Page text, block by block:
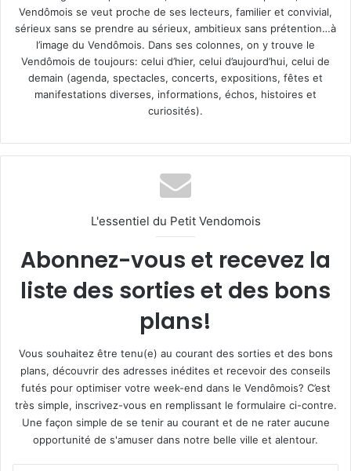
Vendômois se veut proche de ses lecteurs, familier et convivial,
sérieux sans se prendre au sérieux, ambitieux sans prétention…à
l’image du Vendômois. Dans ses colonnes, on y trouve le
Vendômois de toujours: celui d’hier, celui d’aujourd’hui, celui de
demain (agenda, spectacles, concerts, expositions, fêtes et
manifestations diverses, informations, échos, histoires et
curiosités).
L'essentiel du Petit Vendomois
Abonnez-vous et recevez la
liste des sorties et des bons
plans!
Vous souhaitez être tenu(e) au courant des sorties et des bons
plans, découvrir des adresses inédites et recevoir des conseils
futés pour optimiser votre week-end dans le Vendômois? C’est
très simple, inscrivez-vous en remplissant le formulaire ci-contre.
Une façon simple de se tenir au courant et de ne rater aucune
opportunité de s'amuser dans notre belle ville et alentour.